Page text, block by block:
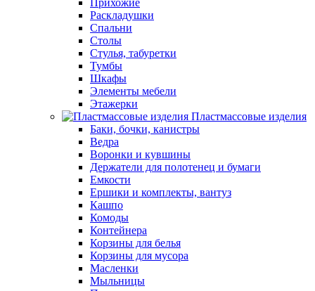
Прихожие
Раскладушки
Спальни
Столы
Стулья, табуретки
Тумбы
Шкафы
Элементы мебели
Этажерки
Пластмассовые изделия
Баки, бочки, канистры
Ведра
Воронки и кувшины
Держатели для полотенец и бумаги
Емкости
Ершики и комплекты, вантуз
Кашпо
Комоды
Контейнера
Корзины для белья
Корзины для мусора
Масленки
Мыльницы